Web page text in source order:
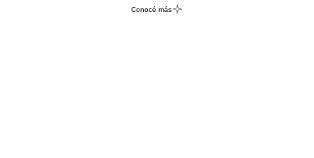
Conocé más